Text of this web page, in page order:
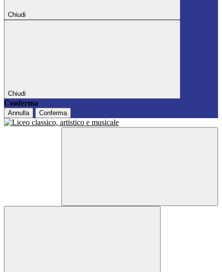
Chiudi
Chiudi
Conferma
Annulla Conferma